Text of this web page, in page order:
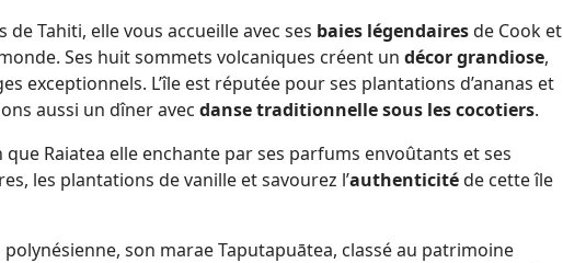
de Tahiti, elle vous accueille avec ses baies légendairesde Cook et
Ses huit sommets volcaniques créent un décor grandiose,
exceptionnels. L’île est réputée pour ses plantations d’ananas et
aussi un dîner avec danse traditionnelle sous les cocotiers.
que Raiatea elle enchante par ses parfums envoûtants et ses
les plantations de vanille et savourez l’authenticitéde cette île
polynésienne, son marae Taputapuātea, classé au patrimoine